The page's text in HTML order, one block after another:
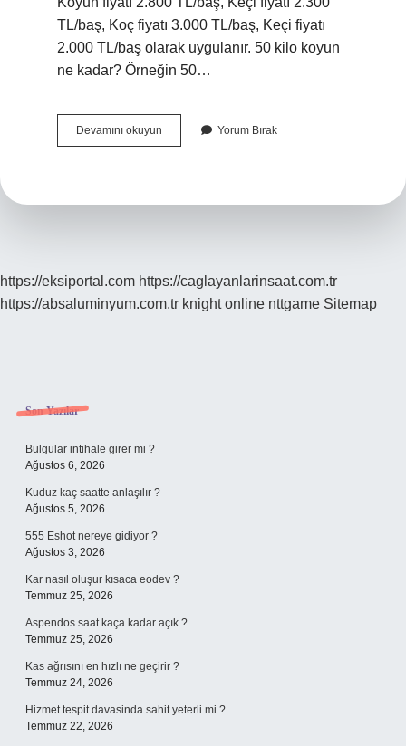
TL/baş, Koç fiyatı 3.000 TL/baş, Keçi fiyatı
2.000 TL/baş olarak uygulanır. 50 kilo koyun
ne kadar? Örneğin 50…
Devamını okuyun
Tane
Yorum Bırak
https://eksiportal.com https://caglayanlarinsaat.com.tr
https://absaluminyum.com.tr knight online nttgame Sitemap
Sidebar
Son Yazılar
Bulgular intihale girer mi ?
Ağustos 6, 2026
Kuduz kaç saatte anlaşılır ?
Ağustos 5, 2026
555 Eshot nereye gidiyor ?
Ağustos 3, 2026
Kar nasıl oluşur kısaca eodev ?
Temmuz 25, 2026
Aspendos saat kaça kadar açık ?
Temmuz 25, 2026
Kas ağrısını en hızlı ne geçirir ?
Temmuz 24, 2026
Hizmet tespit davasinda sahit yeterli mi ?
Temmuz 22, 2026